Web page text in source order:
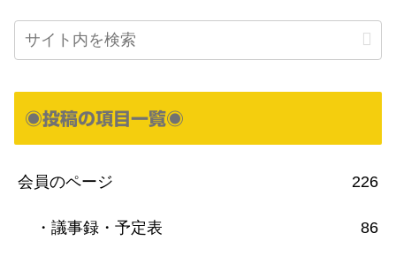
◉投稿の項目一覧◉
会員のページ 226
・議事録・予定表 86